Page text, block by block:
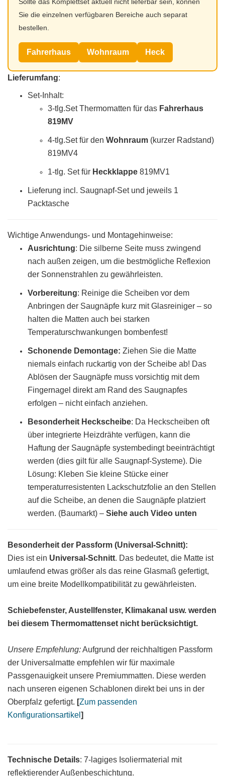
Sie die einzelnen verfügbaren Bereiche auch separat
bestellen.
Fahrerhaus Wohnraum Heck
Lieferumfang:
Set-Inhalt:
3-tlg.Set Thermomatten für das Fahrerhaus
819MV
4-tlg.Set für den Wohnraum (kurzer Radstand)
819MV4
1-tlg. Set für Heckklappe 819MV1
Lieferung incl. Saugnapf-Set und jeweils 1
Packtasche
Wichtige Anwendungs- und Montagehinweise:
Ausrichtung: Die silberne Seite muss zwingend
nach außen zeigen, um die bestmögliche Reflexion
der Sonnenstrahlen zu gewährleisten.
Vorbereitung: Reinige die Scheiben vor dem
Anbringen der Saugnäpfe kurz mit Glasreiniger – so
halten die Matten auch bei starken
Temperaturschwankungen bombenfest!
Schonende Demontage: Ziehen Sie die Matte
niemals einfach ruckartig von der Scheibe ab! Das
Ablösen der Saugnäpfe muss vorsichtig mit dem
Fingernagel direkt am Rand des Saugnapfes
erfolgen – nicht einfach anziehen.
Besonderheit Heckscheibe: Da Heckscheiben oft
über integrierte Heizdrähte verfügen, kann die
Haftung der Saugnäpfe systembedingt beeinträchtigt
werden (dies gilt für alle Saugnapf-Systeme). Die
Lösung: Kleben Sie kleine Stücke einer
temperaturresistenten Lackschutzfolie an den Stellen
auf die Scheibe, an denen die Saugnäpfe platziert
werden. (Baumarkt) – Siehe auch Video unten
Besonderheit der Passform (Universal-Schnitt):
Dies ist ein Universal-Schnitt. Das bedeutet, die Matte ist
umlaufend etwas größer als das reine Glasmaß gefertigt,
um eine breite Modellkompatibilität zu gewährleisten.
Schiebefenster, Austellfenster, Klimakanal usw. werden
bei diesem Thermomattenset nicht berücksichtigt.
Unsere Empfehlung:Aufgrund der reichhaltigen Passform
der Universalmatte empfehlen wir für maximale
Passgenauigkeit unsere Premiummatten. Diese werden
nach unseren eigenen Schablonen direkt bei uns in der
Oberpfalz gefertigt. [Zum passenden
Konfigurationsartikel ]
Technische Details: 7-lagiges Isoliermaterial mit
reflektierender Außenbeschichtung.